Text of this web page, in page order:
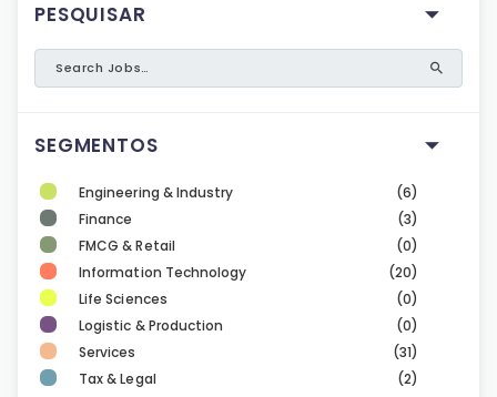
PESQUISAR
SEGMENTOS
Engineering & Industry
(6)
Finance
(3)
FMCG & Retail
(0)
Information Technology
(20)
Life Sciences
(0)
Logistic & Production
(0)
Services
(31)
Tax & Legal
(2)